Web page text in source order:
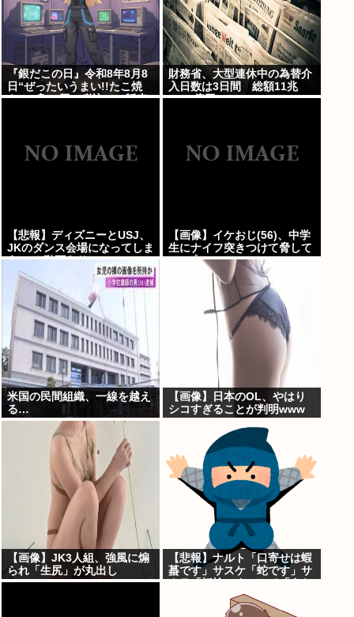
『銀だこの日』令和8年8月8
日“ぜったいうまい!!たこ焼
を、1舟88円（税込）で販売
財務省、大型連休中の為替介
入日数は3日間 総額11兆
7349億円
【悲報】ディズニーとUSJ、
JKのダンス会場になってしま
う （※動画あり）
【画像】イケおじ(56)、中学
生にナイフ突きつけて脅して
レ●プwww
米国の民間組織、一線を越え
る…
【画像】日本のOL、やはり
シコすぎることが判明www
【画像】JK3人組、強風に煽
られ「生尻」が丸出し
に・・・
【悲報】ナルト「口寄せは蝦
蟇です」サスケ「蛇です」サ